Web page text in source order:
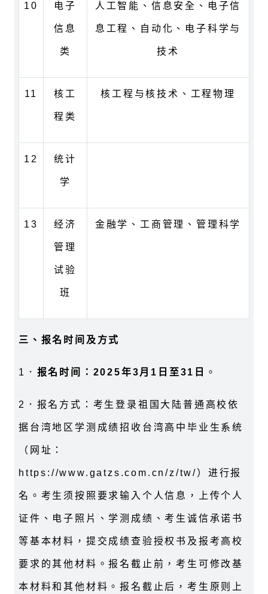
10 电子
信息
类
人工智能、信息安全、电子信
息工程、自动化、电子科学与
技术
11 核工
程类
核工程与核技术、工程物理
12 统计
学
13 经济
管理
试验
班
金融学、工商管理、管理科学
三、报名时间及方式
1 ． 报名时间： 2025年3 月 1 日至31 日 。
2 ．报名方式：考生登录祖国大陆普通高校依
据台湾地区学测成绩招收台湾高中毕业生系统
（网址：
https://www.gatzs.com.cn/z/tw/）进行报
名。考生须按照要求输入个人信息，上传个人
证件、电子照片、学测成绩、考生诚信承诺书
等基本材料，提交成绩查验授权书及报考高校
要求的其他材料。报名截止前，考生可修改基
本材料和其他材料。报名截止后，考生原则上